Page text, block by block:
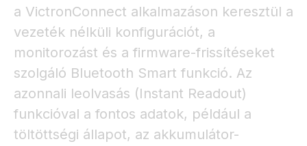
a VictronConnect alkalmazáson keresztül a
vezeték nélküli konfigurációt, a
monitorozást és a firmware-frissítéseket
szolgáló Bluetooth Smart funkció. Az
azonnali leolvasás (Instant Readout)
funkcióval a fontos adatok, például a
töltöttségi állapot, az akkumulátor-